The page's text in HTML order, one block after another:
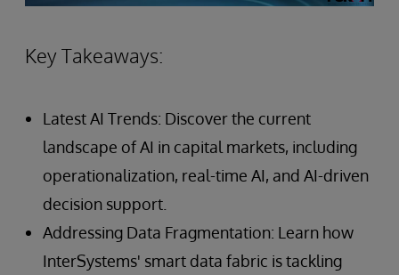
Key Takeaways:
Latest AI Trends: Discover the current
landscape of AI in capital markets, including
operationalization, real-time AI, and AI-driven
decision support.
Addressing Data Fragmentation: Learn how
InterSystems' smart data fabric is tackling